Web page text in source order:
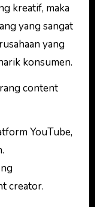
kreatif, maka
yang sangat
yang
konsumen.
content
YouTube,
creator.